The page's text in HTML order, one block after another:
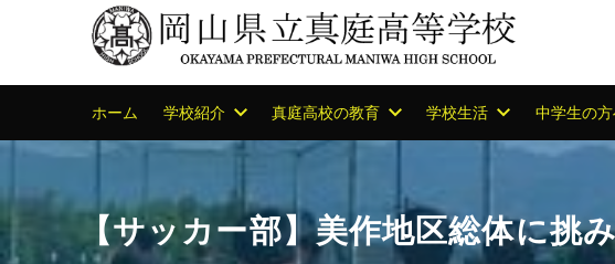
ホーム 学校紹介 真庭高校の教育 学校生活 中学生の
【サッカー部】美作地区総体に挑